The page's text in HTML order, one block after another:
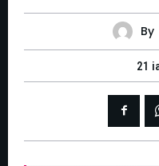
By
21